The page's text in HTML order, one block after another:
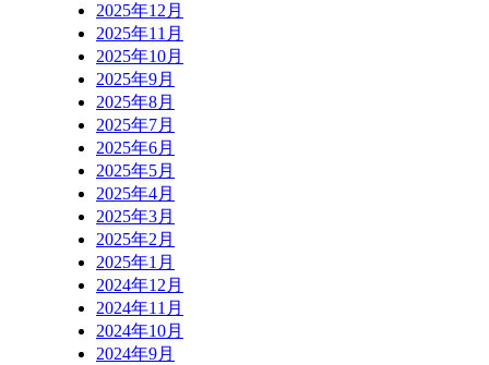
2025年12月
2025年11月
2025年10月
2025年9月
2025年8月
2025年7月
2025年6月
2025年5月
2025年4月
2025年3月
2025年2月
2025年1月
2024年12月
2024年11月
2024年10月
2024年9月